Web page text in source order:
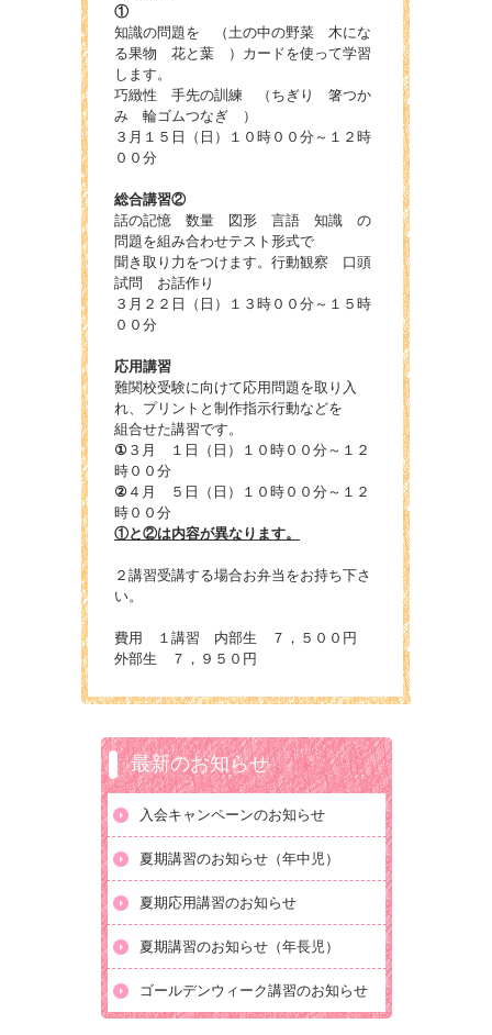
①
知識の問題を （土の中の野菜 木にな
る果物 花と葉 ）カードを使って学習
します。
巧緻性 手先の訓練 （ちぎり 箸つか
み 輪ゴムつなぎ ）
３月１５日（日）１０時００分～１２時
００分
総合講習②
話の記憶 数量 図形 言語 知識 の
問題を組み合わせテスト形式で
聞き取り力をつけます。行動観察 口頭
試問 お話作り
３月２２日（日）１３時００分～１５時
００分
応用講習
難関校受験に向けて応用問題を取り入
れ、プリントと制作指示行動などを
組合せた講習です。
① ３月 １日（日）１０時００分～１２
時００分
② ４月 ５日（日）１０時００分～１２
時００分
①と②は内容が異なります。
２講習受講する場合お弁当をお持ち下さ
い。
費用 １講習 内部生 ７，５００円
外部生 ７，９５０円
最新のお知らせ
入会キャンペーンのお知らせ
夏期講習のお知らせ（年中児）
夏期応用講習のお知らせ
夏期講習のお知らせ（年長児）
ゴールデンウィーク講習のお知らせ